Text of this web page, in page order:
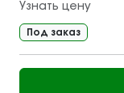
Узнать цену
Под заказ